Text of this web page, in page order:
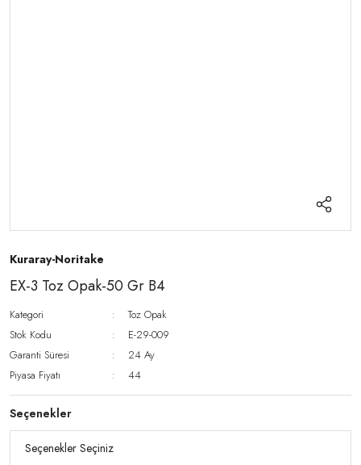
Kuraray-Noritake
EX-3 Toz Opak-50 Gr B4
Kategori
Toz Opak
Stok Kodu
E-29-009
Garanti Süresi
24 Ay
Piyasa Fiyatı
44
Seçenekler